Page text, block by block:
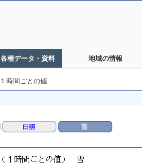
各種データ・資料 地域の情報
１時間ごとの値